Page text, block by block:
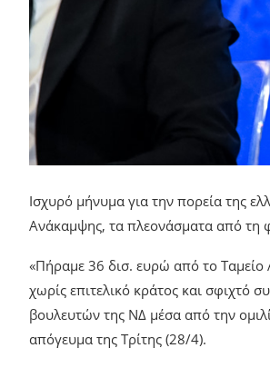
Ισχυρό μήνυμα για την πορεία της
Ανάκαμψης, τα πλεονάσματα από τη
«Πήραμε 36 δισ. ευρώ από το Ταμείο
χωρίς επιτελικό κράτος και
βουλευτών της ΝΔ μέσα από την
απόγευμα της Τρίτης (28/4).